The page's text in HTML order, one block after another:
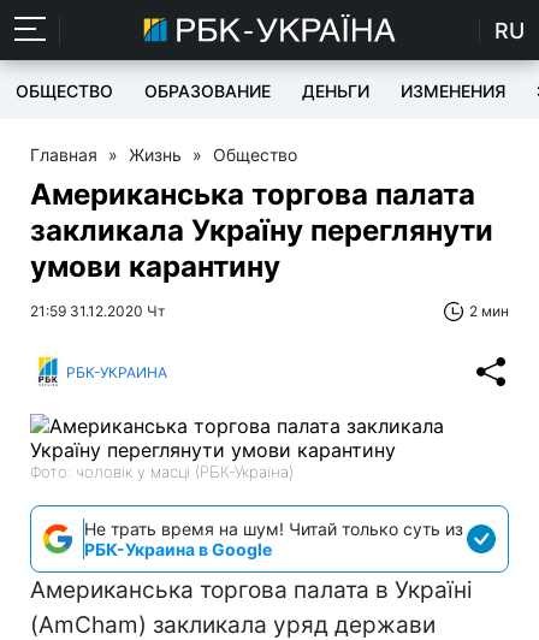
RU
ОБЩЕСТВО ОБРАЗОВАНИЕ ДЕНЬГИ ИЗМЕНЕНИЯ
Главная » Жизнь » Общество
Американська торгова палата
закликала Україну переглянути
умови карантину
21:59 31.12.2020 Чт 2 мин
РБК-УКРАИНА
Фото: чоловік у масці (РБК-Україна)
Не трать время на шум! Читай только суть из
РБК-Украина в Google
Американська торгова палата в Україні
(AmCham) закликала уряд держави